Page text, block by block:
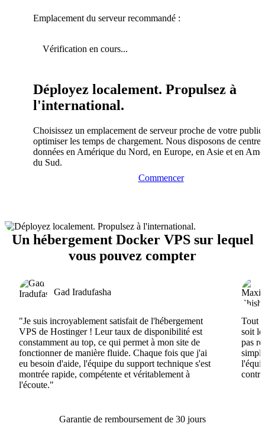
Emplacement du serveur recommandé :
Vérification en cours...
Déployez localement. Propulsez à
l'international.
Choisissez un emplacement de serveur proche de votre
optimiser les temps de chargement. Nous disposons de
données en Amérique du Nord, en Europe, en Asie et en
du Sud.
Commencer
Un hébergement Docker VPS sur lequel
vous pouvez compter
Gad Iradufasha
"Je suis incroyablement satisfait de l'hébergement
VPS de Hostinger ! Leur taux de disponibilité est
constamment au top, ce qui permet à mon site de
fonctionner de manière fluide. Chaque fois que j'ai
eu besoin d'aide, l'équipe du support technique s'est
montrée rapide, compétente et véritablement à
l'écoute."
Tout
soit
pas
Garantie de remboursement de 30 jours